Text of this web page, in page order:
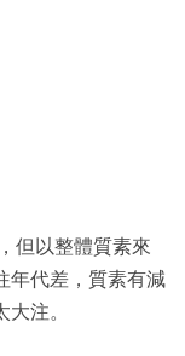
但以整體質素來
年代差，質素有減
注。